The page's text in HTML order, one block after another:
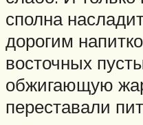
сполна
дорогим
восточных
обжигающую
переставали